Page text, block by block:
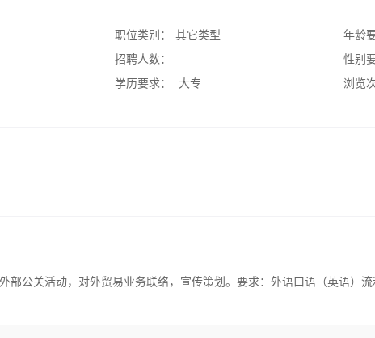
职位类别：
其它类型
招聘人数：
学历要求：
大专
年龄
性别
浏览
部公关活动，对外贸易业务联络，宣传策划。要求：外语口语（英语）流